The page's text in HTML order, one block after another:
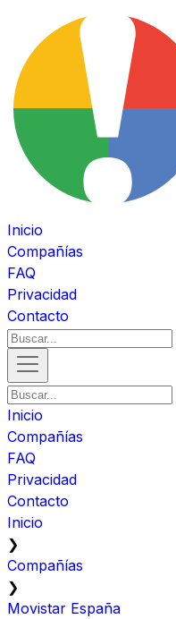
Inicio
Compañías
FAQ
Privacidad
Contacto
Inicio
Compañías
FAQ
Privacidad
Contacto
Inicio
❯
Compañías
❯
Movistar España